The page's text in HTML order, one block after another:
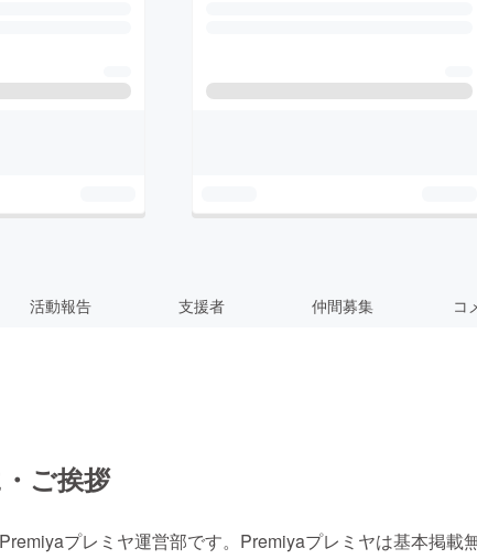
活動報告 支援者 仲間募集 コ
ご挨拶
プレミヤ運営部です。Premiyaプレミヤは基本掲載